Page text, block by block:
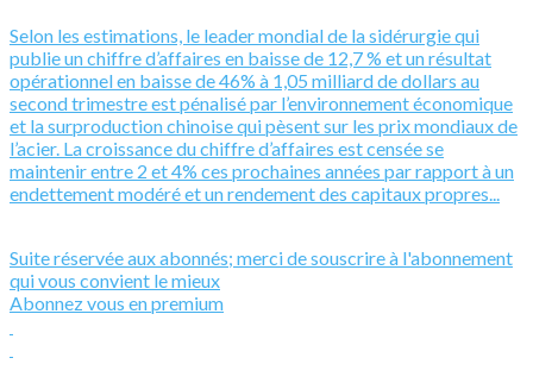
Selon les estimations, le leader mondial de la sidérurgie qui
publie un chiffre d’affaires en baisse de 12,7 % et un résultat
opérationnel en baisse de 46% à 1,05 milliard de dollars au
second trimestre est pénalisé par l’environnement économique
et la surproduction chinoise qui pèsent sur les prix mondiaux de
l’acier. La croissance du chiffre d’affaires est censée se
maintenir entre 2 et 4% ces prochaines années par rapport à un
endettement modéré et un rendement des capitaux propres...
Suite réservée aux abonnés; merci de souscrire à l'abonnement
qui vous convient le mieux
Abonnez vous en premium